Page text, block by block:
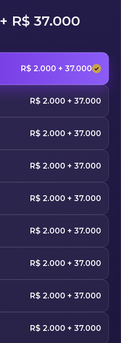
+ R$ 37.000
R$ 2.000 + 37.000 ✓
R$ 2.000 + 37.000
R$ 2.000 + 37.000
R$ 2.000 + 37.000
R$ 2.000 + 37.000
R$ 2.000 + 37.000
R$ 2.000 + 37.000
R$ 2.000 + 37.000
R$ 2.000 + 37.000